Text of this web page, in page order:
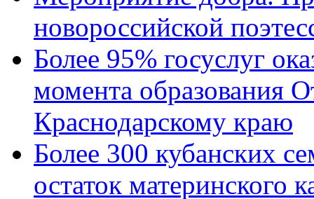
новороссийской
Более 95% госуслуг
момента образования
Краснодарскому краю
Более 300 кубанских
остаток материнского